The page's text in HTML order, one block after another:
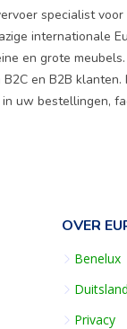
specialist
internationale
en grote
en B2B klanten.
uw bestellingen,
OVER
Benelux
Duitsland
Privacy